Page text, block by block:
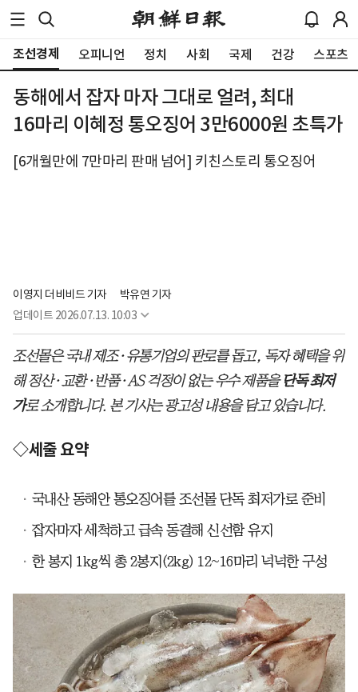
조선경제 오피니언 정치 사회 국제 건강 스포츠
동해에서 잡자 마자 그대로 얼려, 최대
16마리 이혜정 통오징어 3만6000원 초특가
[6개월만에 7만마리 판매 넘어] 키친스토리 통오징어
이영지 더비비드 기자
박유연 기자
업데이트 2026.07.13. 10:03
조선몰은 국내 제조·유통기업의 판로를 돕고, 독자 혜택을 위
해 정산·교환·반품·AS 걱정이 없는 우수 제품을 단독 최저
가로 소개합니다. 본 기사는 광고성 내용을 담고 있습니다.
◇세줄 요약
국내산 동해안 통오징어를 조선몰 단독 최저가로 준비
잡자마자 세척하고 급속 동결해 신선함 유지
한 봉지 1kg씩 총 2봉지(2kg) 12~16마리 넉넉한 구성